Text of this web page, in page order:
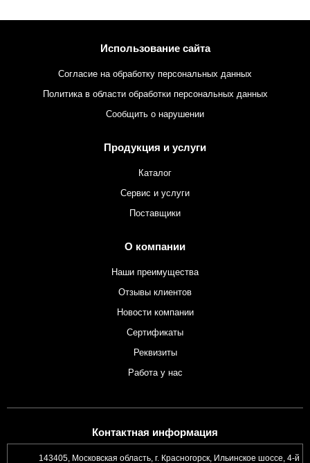
Использование сайта
Согласие на обработку персональных данных
Политика в области обработки персональных данных
Сообщить о нарушении
Продукция и услуги
Каталог
Сервис и услуги
Поставщики
О компании
Наши преимущества
Отзывы клиентов
Новости компании
Сертификаты
Реквизиты
Работа у нас
Контактная информация
143405, Московская область, г. Красногорск, Ильинское шоссе, 4-й